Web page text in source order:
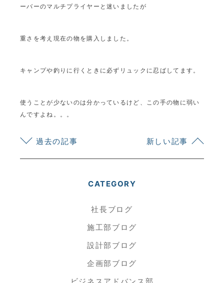
ーバーのマルチプライヤーと迷いましたが
重さを考え現在の物を購入しました。
キャンプや釣りに行くときに必ずリュックに忍ばしてます。
使うことが少ないのは分かっているけど、この手の物に弱い
んですよね。。。
過去の記事 新しい記事
CATEGORY
社長ブログ
施工部ブログ
設計部ブログ
企画部ブログ